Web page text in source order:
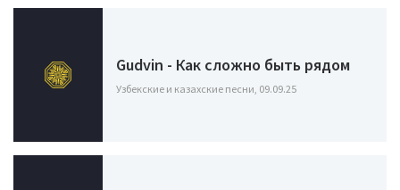
Gudvin - Как сложно быть рядом
Узбекские и казахские песни, 09.09.25